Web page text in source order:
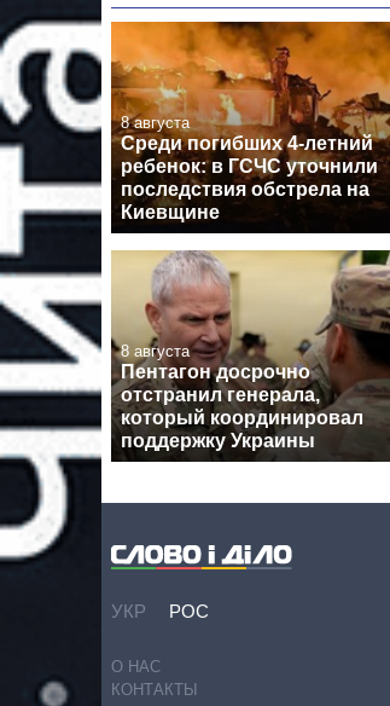
8 августа
Среди погибших 4-летний
ребенок: в ГСЧС уточнили
последствия обстрела на
Киевщине
8 августа
Пентагон досрочно
отстранил генерала,
который координировал
поддержку Украины
УКР РОС
О НАС
КОНТАКТЫ